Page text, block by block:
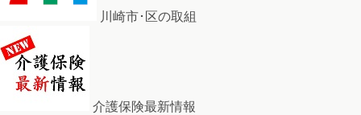
川崎市･区の取組
介護保険最新情報